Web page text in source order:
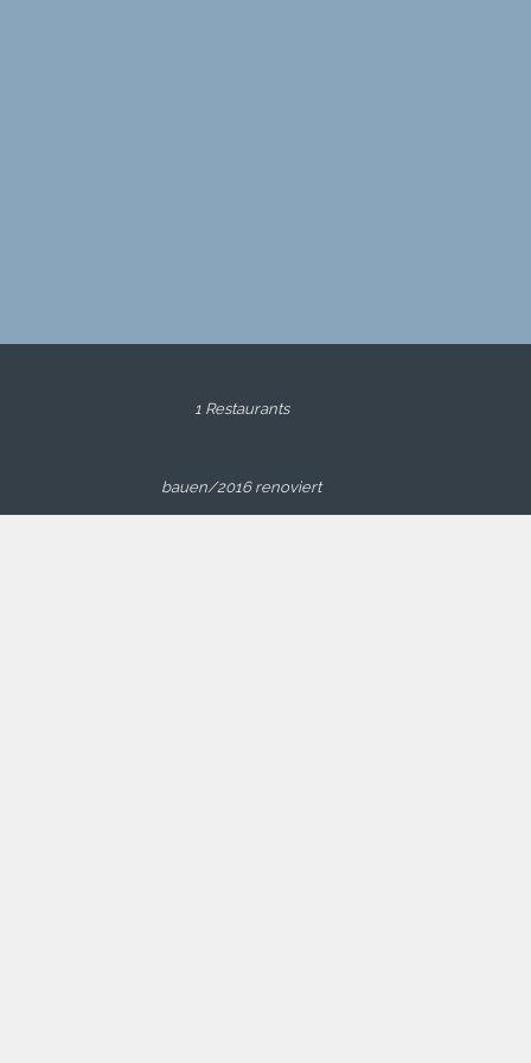
1 Restaurants
bauen/2016 renoviert